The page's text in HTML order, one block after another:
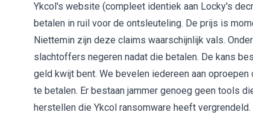
Ykcol's website (compleet identiek aan Locky's
betalen in ruil voor de ontsleuteling. De prijs is
Niettemin zijn deze claims waarschijnlijk vals.
slachtoffers negeren nadat die betalen. De kans
geld kwijt bent. We bevelen iedereen aan
te betalen. Er bestaan jammer genoeg geen tools
herstellen die Ykcol ransomware heeft